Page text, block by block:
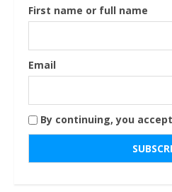
First name or full name
Email
By continuing, you